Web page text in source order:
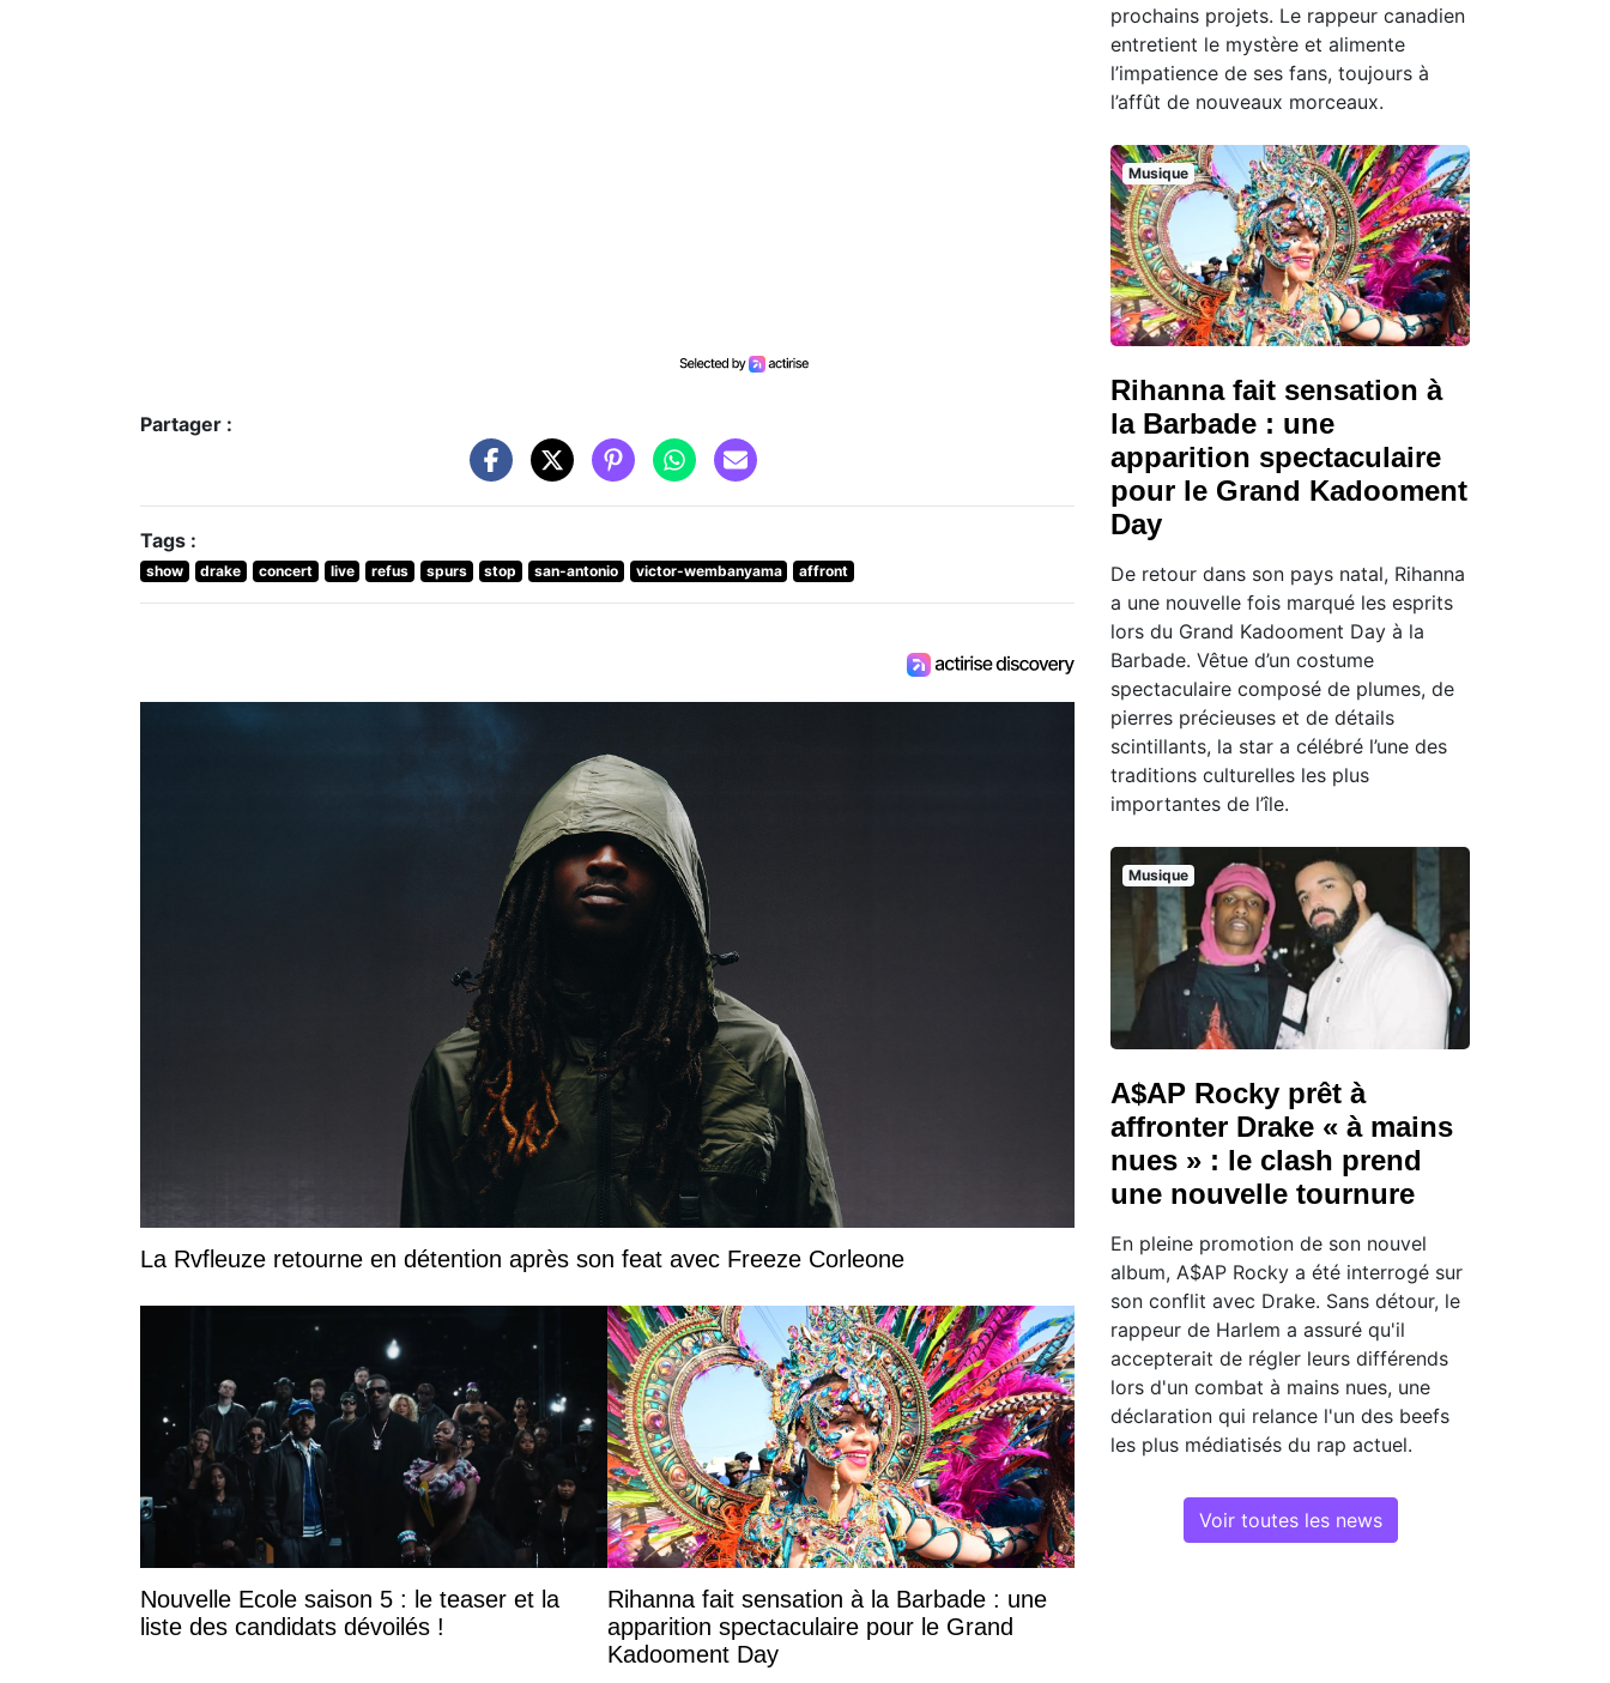
Partager :
Tags :
show drake concert live refus spurs stop san-antonio victor-wembanyama affront
La Rvfleuze retourne en détention après son feat avec Freeze Corleone
Nouvelle Ecole saison 5 : le teaser et la
liste des candidats dévoilés !
Rihanna fait sensation à la Barbade : une
apparition spectaculaire pour le Grand
Kadooment Day
prochains projets. Le rappeur canadien
entretient le mystère et alimente
l’impatience de ses fans, toujours à
l’affût de nouveaux morceaux.
Musique
Rihanna fait sensation à
la Barbade : une
apparition spectaculaire
pour le Grand Kadooment
Day
De retour dans son pays natal, Rihanna
a une nouvelle fois marqué les esprits
lors du Grand Kadooment Day à la
Barbade. Vêtue d’un costume
spectaculaire composé de plumes, de
pierres précieuses et de détails
scintillants, la star a célébré l’une des
traditions culturelles les plus
importantes de l’île.
Musique
A$AP Rocky prêt à
affronter Drake « à mains
nues » : le clash prend
une nouvelle tournure
En pleine promotion de son nouvel
album, A$AP Rocky a été interrogé sur
son conflit avec Drake. Sans détour, le
rappeur de Harlem a assuré qu'il
accepterait de régler leurs différends
lors d'un combat à mains nues, une
déclaration qui relance l'un des beefs
les plus médiatisés du rap actuel.
Voir toutes les news